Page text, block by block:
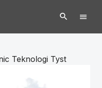
Teknologi Tyst